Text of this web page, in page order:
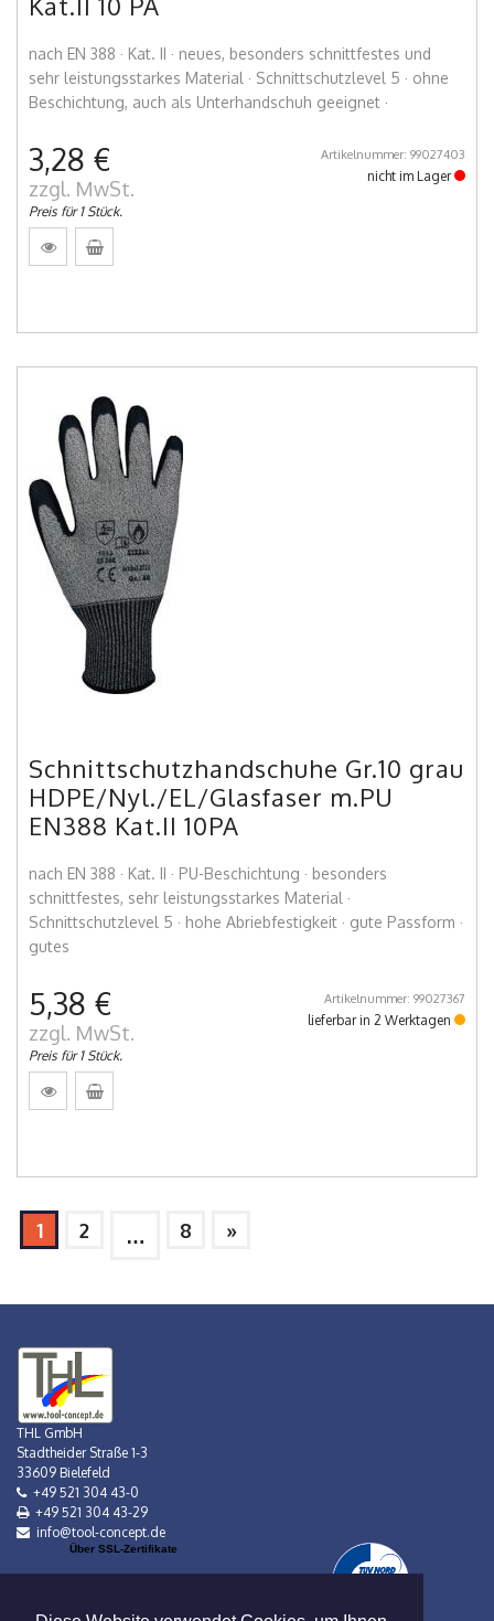
nach EN 388 · Kat. II · neues, besonders schnittfestes und
sehr leistungsstarkes Material · Schnittschutzlevel 5 · ohne
Beschichtung, auch als Unterhandschuh geeignet ·
3,28 €
zzgl. MwSt.
Preis für 1 Stück.
Artikelnummer: 99027403
nicht im Lager
Schnittschutzhandschuhe Gr.10 grau
HDPE/Nyl./EL/Glasfaser m.PU
EN388 Kat.II 10PA
nach EN 388 · Kat. II · PU-Beschichtung · besonders
schnittfestes, sehr leistungsstarkes Material ·
Schnittschutzlevel 5 · hohe Abriebfestigkeit · gute Passform ·
gutes
5,38 €
zzgl. MwSt.
Preis für 1 Stück.
Artikelnummer: 99027367
lieferbar in 2 Werktagen
1 2 … 8 »
THL GmbH
Stadtheider Straße 1-3
33609 Bielefeld
+49 521 304 43-0
+49 521 304 43-29
info@tool-concept.de
Über SSL-Zertifikate